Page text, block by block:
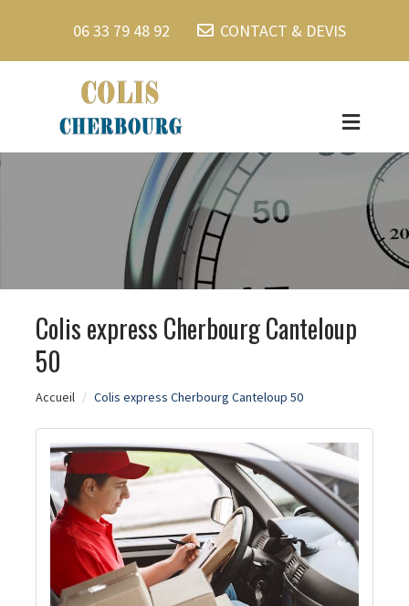
06 33 79 48 92 CONTACT & DEVIS
Colis express Cherbourg Canteloup
50
Accueil Colis express Cherbourg Canteloup 50